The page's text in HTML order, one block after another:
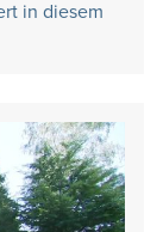
in diesem